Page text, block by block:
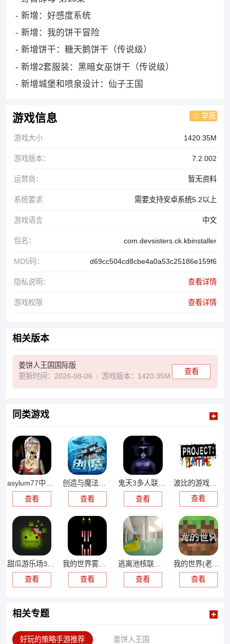
- 新增：好感度系统
- 新增：我的饼干冒险
- 新增饼干：糖天鹅饼干（传说级）
- 新增2套服装：黑暗女巫饼干（传说级）
- 新增城堡和喷泉设计：仙子王国
游戏信息 举报
游戏大小 1420.35M
游戏版本： 7.2.002
运营商： 暂无资料
系统要求 需要支持安卓系统5.2以上
游戏语言 中文
包名： com.devsisters.ck.kbinstaller
MD5码： d69cc504cd8cbe4a0a53c25186e159f6
隐私说明： 查看详情
游戏权限 查看详情
相关版本
姜饼人王国国际版
更新时间：2026-08-06
游戏版本：1420.35M
查看
同类游戏
查看
查看
查看
查看
查看
查看
查看
查看
相关专题
好玩的策略手游推荐 姜饼人王国